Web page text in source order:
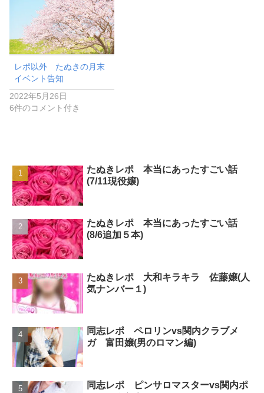
レポ以外 たぬきの月末
イベント告知
2022年5月26日
6件のコメント付き
たぬきレポ 本当にあったすごい話
(7/11現役嬢)
たぬきレポ 本当にあったすごい話
(8/6追加５本)
たぬきレポ 大和キラキラ 佐藤嬢(人
気ナンバー１)
同志レポ ペロリンvs関内クラブメ
ガ 富田嬢(男のロマン編)
同志レポ ピンサロマスターvs関内ポ